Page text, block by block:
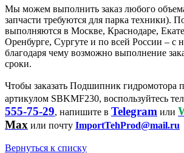
Мы можем выполнить заказ любого
запчасти требуются для парка техники).
выполняются в Москве, Краснодаре,
Оренбурге, Сургуте и по всей России – с
благодаря чему возможно выполнение
сроки.
Чтобы заказать Подшипник гидромотора
артикулом SBKMF230, воспользуйтесь
555-75-29, напишите в Telegram или
Max или почту ImportTehProd@mail.ru
Вернуться к списку